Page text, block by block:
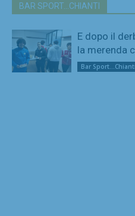
BAR SPORT...CHIANTI
E dopo il
la merenda
Bar Sport...Chianti